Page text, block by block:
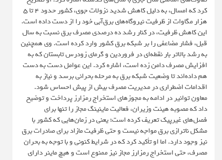
کرد که امسال، به دلیل کاهش شدید نزولات جوی، کشور حدود ۴ تا ۵
هزار مگاوات از ظرفیت نیروگاه‌های برق‌آبی خود را از دست داده است.
این کاهش ظرفیت، در کنار رشد ده درصدی مصرف برق نسبت به سال
قبل، فشار مضاعفی را بر شبکه برق کشور وارد کرده است. وی همچنین
به رشد بالاتر بار نقطه‌ای در فروردین و گرمای زودرس تابستان که به
افزایش مصرف دامن زده است، اشاره کرد. این عوامل دست به دست
هم داده‌اند تا وضعیت شبکه برق به مرحله بحرانی برسد و نیاز به
اقدامات اضطراری در مدیریت مصرف بیش از پیش احساس شود.
معاون توانیر در ادامه به مجوزهای استخراج رمزارز پرداخت و توضیح
داد که مصوبه هیئت وزیران، فعالیت ماینینگ مجاز را تنها برای
فصل‌های غیرپیک تعریف کرده است؛ یعنی در زمان‌هایی که کشور با
مشکل ناترازی برق مواجه نیست و حتی ظرفیت مازاد برای صادرات برق
نیز وجود دارد. اما او تأکید کرد که در شرایط کنونی و با توجه به بحران
مصرف، حتی استخراج رمزارز مجاز نیز ممنوع است و هیچ ماینر دارای